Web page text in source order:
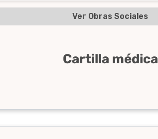
Ver Obras Sociales
Cartilla médica